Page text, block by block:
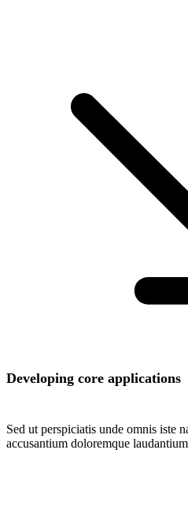
Developing core applications
Sed ut perspiciatis unde omnis iste
accusantium doloremque